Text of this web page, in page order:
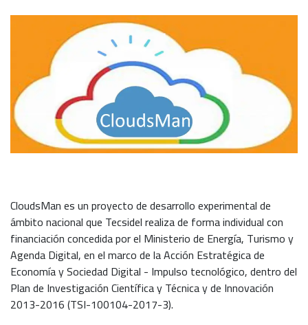
CloudsMan es un proyecto de desarrollo experimental de
ámbito nacional que Tecsidel realiza de forma individual con
financiación concedida por el Ministerio de Energía, Turismo y
Agenda Digital, en el marco de la Acción Estratégica de
Economía y Sociedad Digital - Impulso tecnológico, dentro del
Plan de Investigación Científica y Técnica y de Innovación
2013-2016 (TSI-100104-2017-3).